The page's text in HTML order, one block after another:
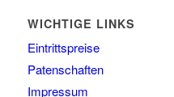
WICHTIGE LINKS
Eintrittspreise
Patenschaften
Impressum